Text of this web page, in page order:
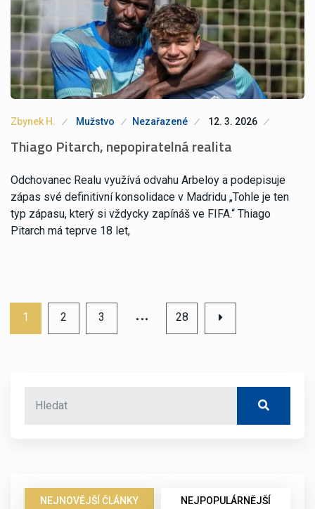
Zbynek H. Mužstvo Nezařazené 12. 3. 2026
Thiago Pitarch, nepopiratelná realita
Odchovanec Realu využívá odvahu Arbeloy a podepisuje
zápas své definitivní konsolidace v Madridu „Tohle je ten
typ zápasu, který si vždycky zapínáš ve FIFA.“ Thiago
Pitarch má teprve 18 let,
1 2 3 … 28
NEJNOVĚJŠÍ ČLÁNKY NEJPOPULÁRNĚJŠÍ